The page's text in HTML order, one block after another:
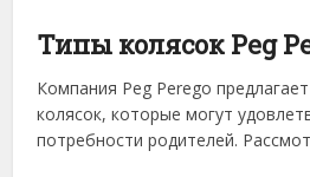
Типы колясок Peg
Компания Peg Perego
колясок, которые могут
потребности родителей.